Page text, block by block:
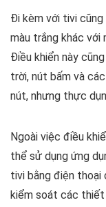
Đi kèm với tivi cũng
màu trắng khác với
Điều khiển này
trời, nút bấm và
nút, nhưng thực
Ngoài việc điều
thể sử dụng ứng
tivi bằng điện thoại
kiểm soát các